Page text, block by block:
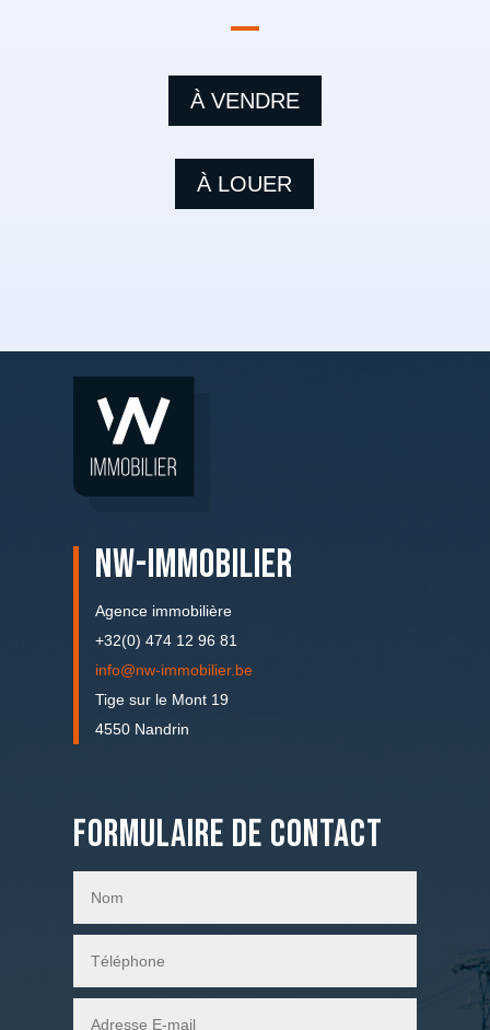
À VENDRE
À LOUER
NW-IMMOBILIER
Agence immobilière
+32(0) 474 12 96 81
info@nw-immobilier.be
Tige sur le Mont 19
4550 Nandrin
Formulaire de contact